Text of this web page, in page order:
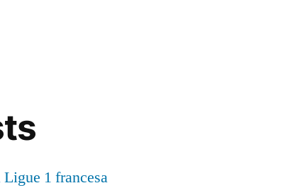
1 francesa